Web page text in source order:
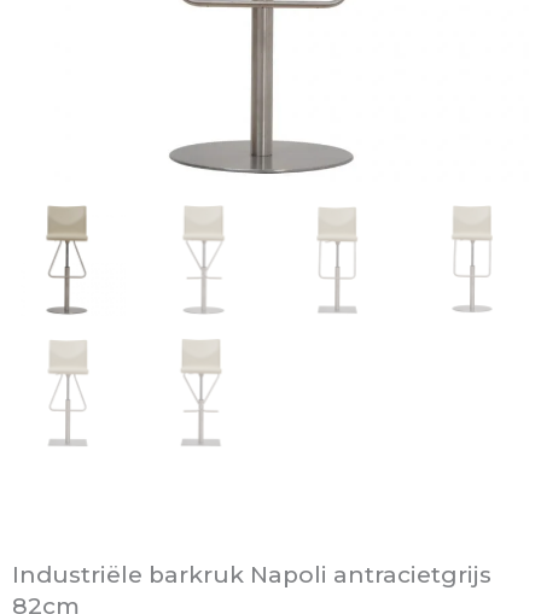
Industriële barkruk Napoli antracietgrijs
82cm